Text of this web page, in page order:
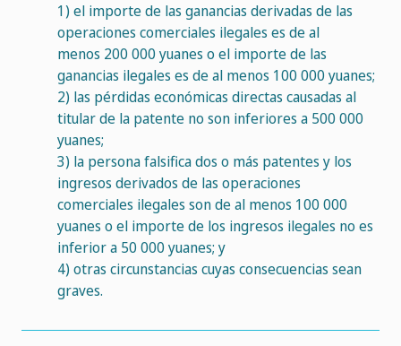
1) el importe de las ganancias derivadas de las
operaciones comerciales ilegales es de al
menos 200 000 yuanes o el importe de las
ganancias ilegales es de al menos 100 000 yuanes;
2) las pérdidas económicas directas causadas al
titular de la patente no son inferiores a 500 000
yuanes;
3) la persona falsifica dos o más patentes y los
ingresos derivados de las operaciones
comerciales ilegales son de al menos 100 000
yuanes o el importe de los ingresos ilegales no es
inferior a 50 000 yuanes; y
4) otras circunstancias cuyas consecuencias sean
graves.